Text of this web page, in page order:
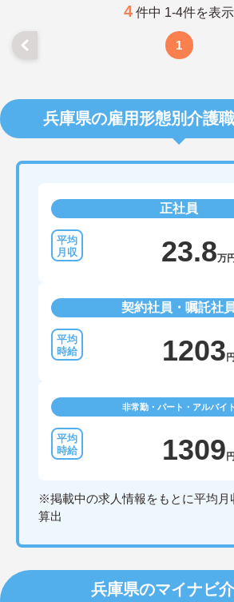
4 件中 1-4件を表示
1
兵庫県の雇用形態別介護
正社員
23.8万円
契約社員・嘱託社
1203 円
非常勤・パート・アルバイト
1309 円
※掲載中の求人情報をもとに平均月
算出
兵庫県のマイナビ